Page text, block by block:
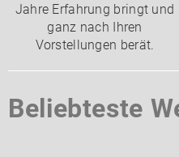
Jahre Erfahrung bringt und
ganz nach Ihren
Vorstellungen berät.
Beliebteste